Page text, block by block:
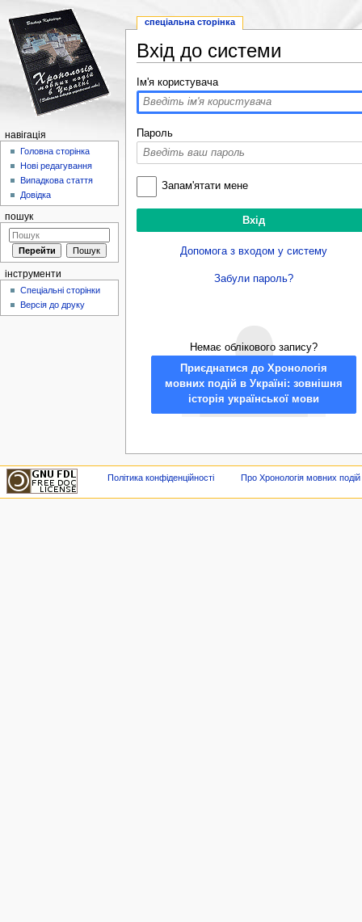
Вхід до системи
Ім'я користувача
Пароль
Запам'ятати мене
Допомога з входом у систему
Забули пароль?
Немає облікового запису?
Приєднатися до Хронологія
мовних подій в Україні: зовнішня
історія української мови
спеціальна сторінка
навігація
Головна сторінка
Нові редагування
Випадкова стаття
Довідка
пошук
інструменти
Спеціальні сторінки
Версія до друку
Політика конфіденційності Про Хронологія мовних подій